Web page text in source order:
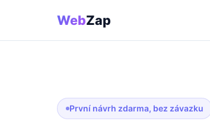
WebZap
První návrh zdarma, bez závazku